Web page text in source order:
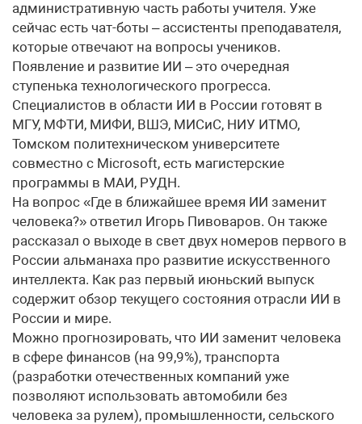
административную часть работы учителя. Уже
сейчас есть чат-боты – ассистенты преподавателя,
которые отвечают на вопросы учеников.
Появление и развитие ИИ – это очередная
ступенька технологического прогресса.
Специалистов в области ИИ в России готовят в
МГУ, МФТИ, МИФИ, ВШЭ, МИСиС, НИУ ИТМО,
Томском политехническом университете
совместно с Microsoft, есть магистерские
программы в МАИ, РУДН.
На вопрос «Где в ближайшее время ИИ заменит
человека?» ответил Игорь Пивоваров. Он также
рассказал о выходе в свет двух номеров первого в
России альманаха про развитие искусственного
интеллекта. Как раз первый июньский выпуск
содержит обзор текущего состояния отрасли ИИ в
России и мире.
Можно прогнозировать, что ИИ заменит человека
в сфере финансов (на 99,9%), транспорта
(разработки отечественных компаний уже
позволяют использовать автомобили без
человека за рулем), промышленности, сельского